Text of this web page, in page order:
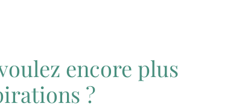
encore plus
?